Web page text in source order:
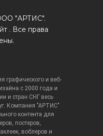
"АРТИС".
. Все права
графического и веб-
с 2000 года и
и стран СНГ весь
Компания "АРТИС"
контента для
постеров,
воблеров и